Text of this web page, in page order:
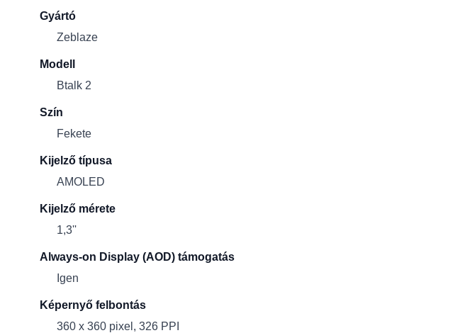
Gyártó
Zeblaze
Modell
Btalk 2
Szín
Fekete
Kijelző típusa
AMOLED
Kijelző mérete
1,3''
Always-on Display (AOD) támogatás
Igen
Képernyő felbontás
360 x 360 pixel, 326 PPI